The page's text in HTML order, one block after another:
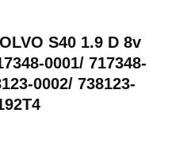
S40 1.9 D 8v
0001/ 717348-
0002/ 738123-